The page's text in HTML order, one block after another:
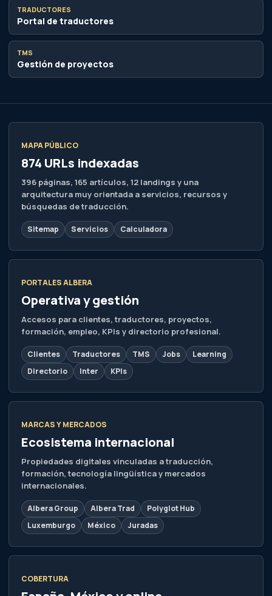
874 URLs indexadas
396 páginas, 165 artículos, 12 landings y una
arquitectura muy orientada a servicios, recursos y
búsquedas de traducción.
Sitemap Servicios Calculadora
Operativa y gestión
Accesos para clientes, traductores, proyectos,
formación, empleo, KPIs y directorio profesional.
Clientes Traductores TMS Jobs
Learning
Ecosistema internacional
Propiedades digitales vinculadas a traducción,
formación, tecnología lingüística y mercados
internacionales.
Albera Group Albera Trad
Polyglot Hub
Luxemburgo
México Juradas
COBERTURA
España, México y online
Landing pages locales y verticales para captar
búsquedas por ciudad, país, sector y tipo de
documento.
Madrid Barcelona Sevilla Valencia
México
Internacional
© 2026 Albera Traducciones. Todos los derechos reservados.